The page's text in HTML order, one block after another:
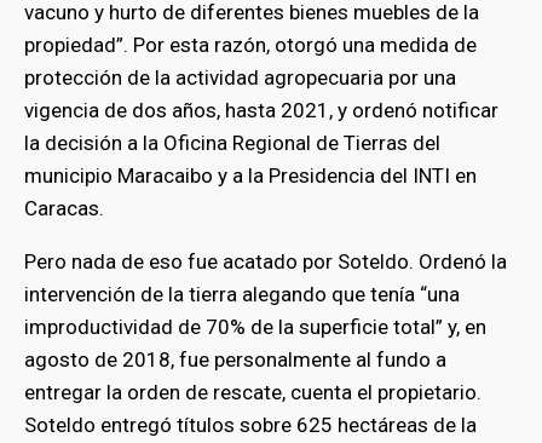
vacuno y hurto de diferentes bienes muebles de la
propiedad”. Por esta razón, otorgó una medida de
protección de la actividad agropecuaria por una
vigencia de dos años, hasta 2021, y ordenó notificar
la decisión a la Oficina Regional de Tierras del
municipio Maracaibo y a la Presidencia del INTI en
Caracas.
Pero nada de eso fue acatado por Soteldo. Ordenó la
intervención de la tierra alegando que tenía “una
improductividad de 70% de la superficie total” y, en
agosto de 2018, fue personalmente al fundo a
entregar la orden de rescate, cuenta el propietario.
Soteldo entregó títulos sobre 625 hectáreas de la